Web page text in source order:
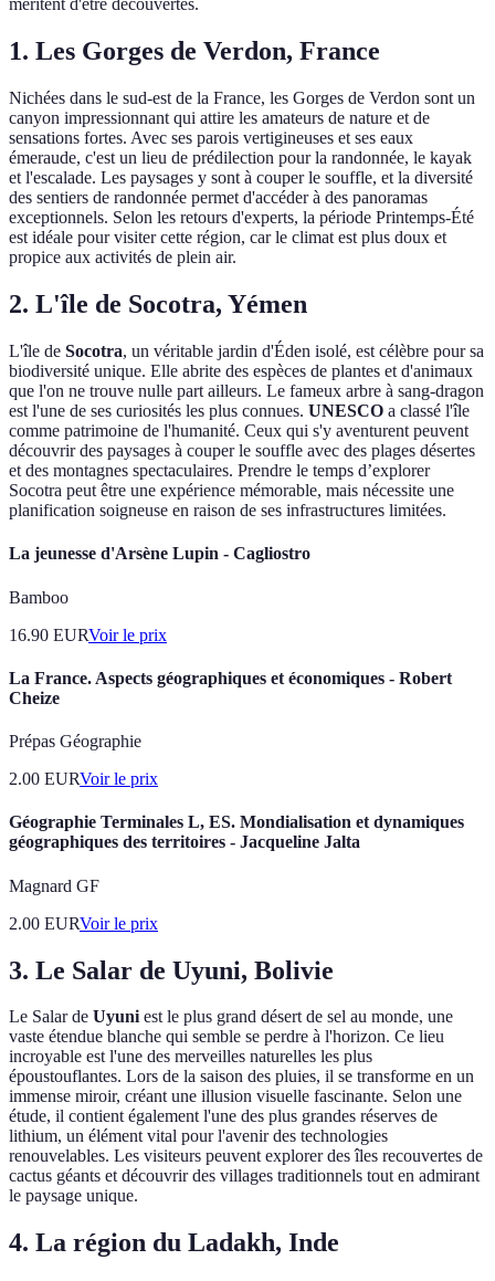
méritent d'être découvertes.
1. Les Gorges de Verdon, France
Nichées dans le sud-est de la France, les Gorges de Verdon sont un
canyon impressionnant qui attire les amateurs de nature et de
sensations fortes. Avec ses parois vertigineuses et ses eaux
émeraude, c'est un lieu de prédilection pour la randonnée, le kayak
et l'escalade. Les paysages y sont à couper le souffle, et la diversité
des sentiers de randonnée permet d'accéder à des panoramas
exceptionnels. Selon les retours d'experts, la période Printemps-Été
est idéale pour visiter cette région, car le climat est plus doux et
propice aux activités de plein air.
2. L'île de Socotra, Yémen
L'île de Socotra, un véritable jardin d'Éden isolé, est célèbre pour sa
biodiversité unique. Elle abrite des espèces de plantes et d'animaux
que l'on ne trouve nulle part ailleurs. Le fameux arbre à sang-dragon
est l'une de ses curiosités les plus connues. UNESCO a classé l'île
comme patrimoine de l'humanité. Ceux qui s'y aventurent peuvent
découvrir des paysages à couper le souffle avec des plages désertes
et des montagnes spectaculaires. Prendre le temps d’explorer
Socotra peut être une expérience mémorable, mais nécessite une
planification soigneuse en raison de ses infrastructures limitées.
La jeunesse d'Arsène Lupin - Cagliostro
Bamboo
16.90 EURVoir le prix
La France. Aspects géographiques et économiques - Robert
Cheize
Prépas Géographie
2.00 EURVoir le prix
Géographie Terminales L, ES. Mondialisation et dynamiques
géographiques des territoires - Jacqueline Jalta
Magnard GF
2.00 EURVoir le prix
3. Le Salar de Uyuni, Bolivie
Le Salar de Uyuniest le plus grand désert de sel au monde, une
vaste étendue blanche qui semble se perdre à l'horizon. Ce lieu
incroyable est l'une des merveilles naturelles les plus
époustouflantes. Lors de la saison des pluies, il se transforme en un
immense miroir, créant une illusion visuelle fascinante. Selon une
étude, il contient également l'une des plus grandes réserves de
lithium, un élément vital pour l'avenir des technologies
renouvelables. Les visiteurs peuvent explorer des îles recouvertes de
cactus géants et découvrir des villages traditionnels tout en admirant
le paysage unique.
4. La région du Ladakh, Inde